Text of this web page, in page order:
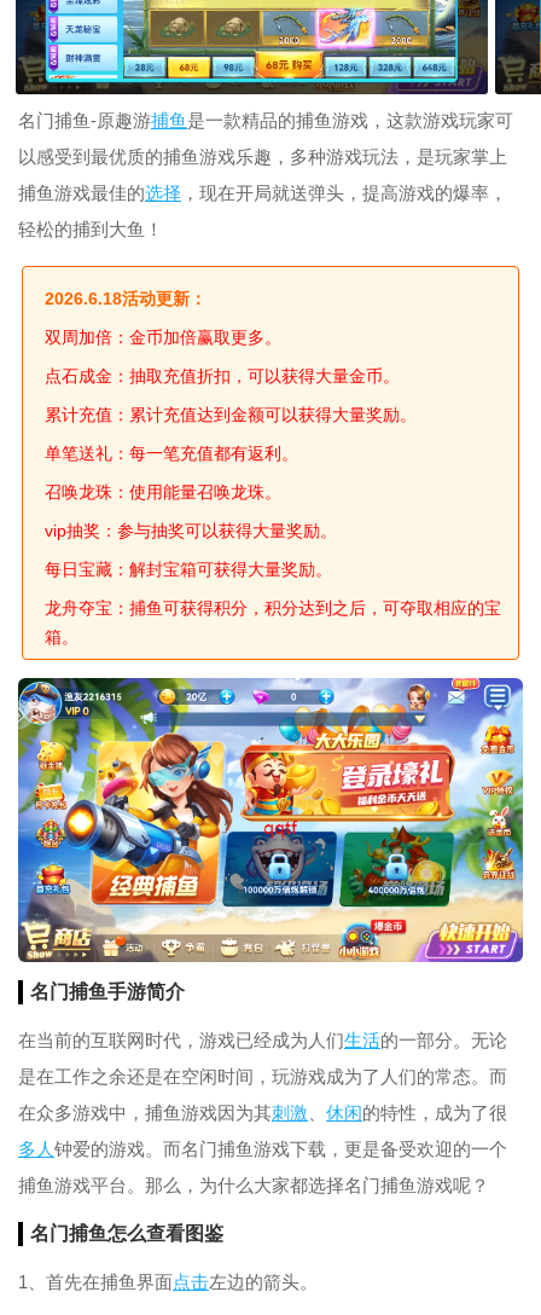
名门捕鱼-原趣游捕鱼 是一款精品的捕鱼游戏，这款游戏玩家可
以感受到最优质的捕鱼游戏乐趣，多种游戏玩法，是玩家掌上
捕鱼游戏最佳的选择 ，现在开局就送弹头，提高游戏的爆率，
轻松的捕到大鱼！
2026.6.18活动更新：
双周加倍：金币加倍赢取更多。
点石成金：抽取充值折扣，可以获得大量金币。
累计充值：累计充值达到金额可以获得大量奖励。
单笔送礼：每一笔充值都有返利。
召唤龙珠：使用能量召唤龙珠。
vip抽奖：参与抽奖可以获得大量奖励。
每日宝藏：解封宝箱可获得大量奖励。
龙舟夺宝：捕鱼可获得积分，积分达到之后，可夺取相应的宝
箱。
名门捕鱼手游简介
在当前的互联网时代，游戏已经成为人们生活的一部分。无论
是在工作之余还是在空闲时间，玩游戏成为了人们的常态。而
在众多游戏中，捕鱼游戏因为其刺激 休闲的特性，成为了很
多人钟爱的游戏。而名门捕鱼游戏下载，更是备受欢迎的一个
捕鱼游戏平台。那么，为什么大家都选择名门捕鱼游戏呢？
名门捕鱼怎么查看图鉴
1、首先在捕鱼界面点击左边的箭头。